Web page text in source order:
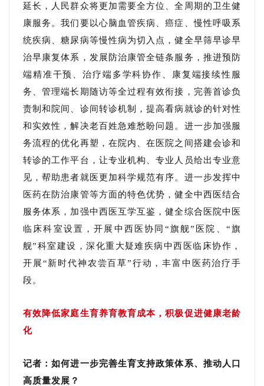
延长，人民群众将更加需要全方位、全周期的卫生健
康服务。我们要以心脑血管疾病、癌症、慢性呼吸系
统疾病、糖尿病等慢性病为切入点，健全早筛早诊早
治早康复体系，发展防治康管全链条服务，推进预防
端精准干预、治疗端多学科协作、康复端接续性服
务、管理端长期随访等全过程有效衔接，完善首诊负
责制和院间、诊间转诊机制，提高看病就诊的针对性
和实效性，解决老百姓急难愁盼问题。进一步加强服
务流程的优化再塑，在院内、在医院之间搭建会诊和
转诊的工作平台，让专业机构、专业人员给出专业意
见，帮助患者就医更加科学规范有序。进一步发挥中
医药在防治康管等方面的特色优势，健全中西医结合
服务体系，加强中西医互学互鉴，健全综合医院中医
临床科室设置，开展中西医协同“旗舰”医院、“旗
舰”科室建设，深化重大疑难疾病中西医临床协作，
开展“新时代神农尝百草”行动，丰富中医药治疗手
段。
有效降低家庭生育养育教育成本，积极促进健康老龄
化
记者：如何进一步完善生育支持政策体系、推动人口
高质量发展？